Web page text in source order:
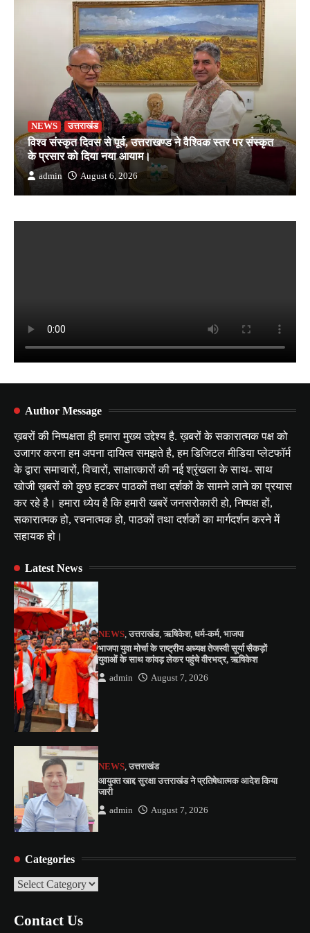
NEWS उत्तराखंड
विश्व संस्कृत दिवस से पूर्व, उत्तराखण्ड ने वैश्विक स्तर पर संस्कृत
के प्रसार को दिया नया आयाम।
admin August 6, 2026
Author Message
ख़बरों की निष्पक्षता ही हमारा मुख्य उद्देश्य है. ख़बरों के सकारात्मक पक्ष को
उजागर करना हम अपना दायित्व समझते है, हम डिजिटल मीडिया प्लेटफॉर्म
के द्वारा समाचारों, विचारों, साक्षात्कारों की नई श्रृंखला के साथ- साथ
खोजी ख़बरों को कुछ हटकर पाठकों तथा दर्शकों के सामने लाने का प्रयास
कर रहे है। हमारा ध्येय है कि हमारी खबरें जनसरोकारी हो, निष्पक्ष हों,
सकारात्मक हो, रचनात्मक हो, पाठकों तथा दर्शकों का मार्गदर्शन करने में
सहायक हो।
Latest News
NEWS,उत्तराखंड,ऋषिकेश,धर्म-कर्म,भाजपा
भाजपा युवा मोर्चा के राष्ट्रीय अध्यक्ष तेजस्वी सूर्या सैकड़ों
युवाओं के साथ कांवड़ लेकर पहुंचे वीरभद्र, ऋषिकेश
admin August 7, 2026
NEWS,उत्तराखंड
आयुक्त खाद्द सुरक्षा उत्तराखंड ने प्रतिषेधात्मक आदेश किया
जारी
admin August 7, 2026
Categories
Categories
Contact Us